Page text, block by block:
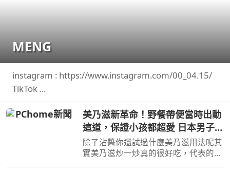
MENG
instagram : https://www.instagram.com/00_04.15/
TikTok ...
美乃滋新革命！野餐帶便當時出動
這道，保證小孩都超愛 日本男子的
家庭料理 TASTY NOTE
除了沾醬你還試過什麼美乃滋用法呢其
實美乃滋炒一炒真的很好吃，代表的料